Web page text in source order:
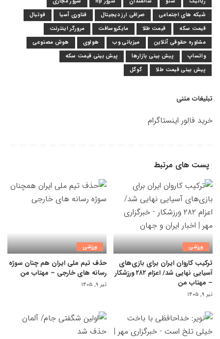
شبکه های اجتماعی
صرافی ارز دیجیتال فناوری آسیا
فوتبال
قیمت سکه
قیمت طلا مایکروسافت
مرورگر اینترنت
مشاوره حقوقی آنلاین
میزبانی وب هواوی
هوش مصنوعی
واتساپ
پیش بینی بازارها
پیش بینی قیمت سکه
پیش بینی قیمت طلا
گوگل
تبلیغات متنی
خرید فالور اینستاگرام
پست های مرتبط
ورزشی
ترکیب کاروان ایران برای بازی‌های
آسیایی نهایی شد/ اعزام ۲۸۲ ورزشکار
– مهتاب من
تیر ۹, ۱۴۰۵
ورزشی
حذف تیم ملی ایران هم چنان سوژه
رسانه های خارجی – مهتاب من
تیر ۹, ۱۴۰۵